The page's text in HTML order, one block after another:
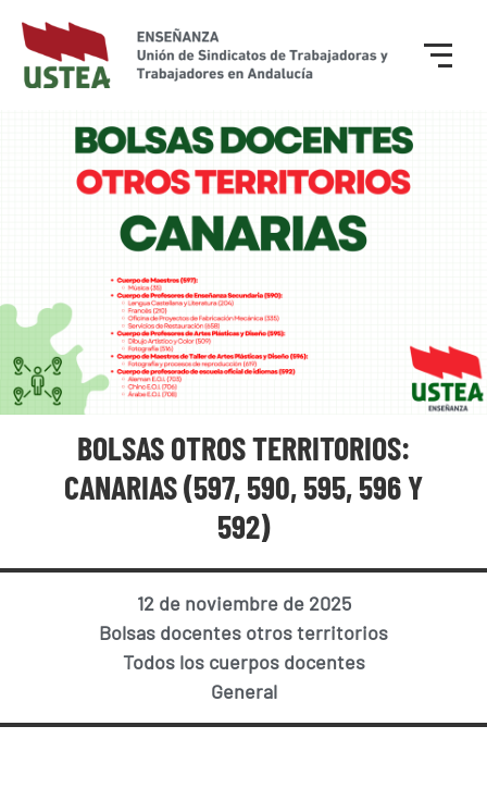
BOLSAS OTROS TERRITORIOS:
CANARIAS (597, 590, 595, 596 Y
592)
12 de noviembre de 2025
Bolsas docentes otros territorios
Todos los cuerpos docentes
General